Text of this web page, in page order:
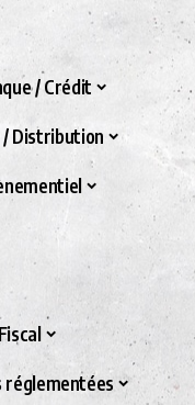
/ Crédit
/ Distribution
réglementées